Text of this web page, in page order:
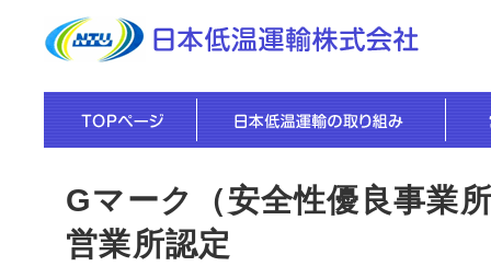
Gマーク（安全性優良事業
営業所認定